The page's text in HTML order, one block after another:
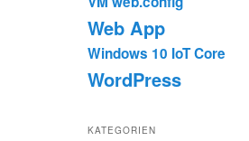
Web App
Windows 10 IoT Core
WordPress
KATEGORIEN